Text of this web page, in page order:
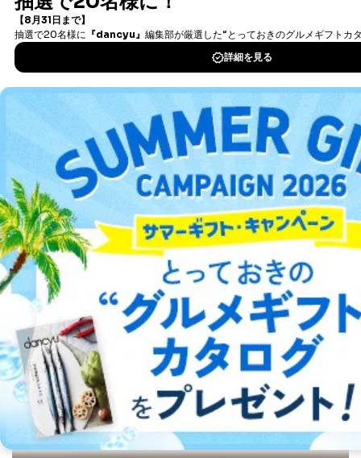
商品を購入された個人のお客様：氏名、住所、電話番
号、顧客番号、メールアドレス
商品を購入された法人のお客様：氏名、会社名、部署
名、会社住所、電話番号、顧客番号、メールアドレス
採用に応募された方：氏名、住所、所属学校（会社）
お取引先様：会社名、部署名、氏名、住所
株主様：氏名、住所、（会社名）
C.代理人様による開示等のご請求
開示等のご請求をすることについて代理人に委任する場
合は、前項の書類に加えて、下記書類をご同封くださ
い。
委任状
ご本人様が委任状に捺印し、捺印した印鑑の印鑑登
録証明書を添付してください。
代理人様が親権者などの法定代理人の場合は、委任
状に代えて、ご本人様との関係がわかる戸籍謄本も
しくは抄本、または住民票をご提出いただくことも
可能です。
代理人本人であることを確認するための書類
下記書類のうち、いずれかを同封してください。
（本籍地を塗りつぶしたものをご用意下さい。）
・運転免許証の写し
・住民票の写し
・健康保険証の被保険者証の写し
D.手数料について
利用目的の通知、開示対象個人情報の開示請求につ
いては、1回の申請ごとに手数料、郵送料が必要で
デジタル雑誌をご利用なら
最新号〜バックナンバーまで7000冊以上の雑誌
（電子
書籍）が無料で読み放題！
タダ読みサービスを楽しもう！
DOWNLOAD FOR IOS
DOWNLOAD FOR ANDROID
ご利用方法はこちら